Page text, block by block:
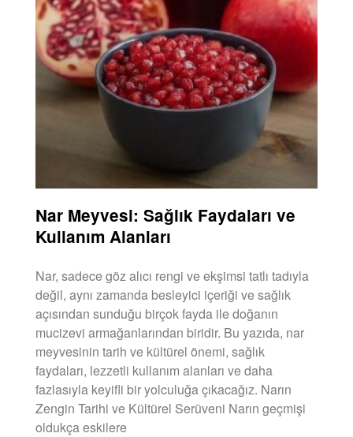
Nar Meyvesi: Sağlık Faydaları ve
Kullanım Alanları
Nar, sadece göz alıcı rengi ve ekşimsi tatlı tadıyla
değil, aynı zamanda besleyici içeriği ve sağlık
açısından sunduğu birçok fayda ile doğanın
mucizevi armağanlarından biridir. Bu yazıda, nar
meyvesinin tarih ve kültürel önemi, sağlık
faydaları, lezzetli kullanım alanları ve daha
fazlasıyla keyifli bir yolculuğa çıkacağız. Narın
Zengin Tarihi ve Kültürel Serüveni Narın geçmişi
oldukça eskilere